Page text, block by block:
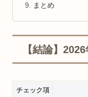
まとめ
【結論】
チェック項